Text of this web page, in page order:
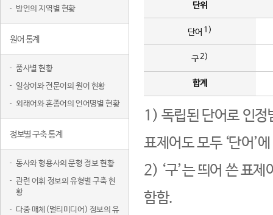
방언의 지역별 현황
원어 통계
품사별 현황
일상어와 전문어의 원어 현황
외래어와 혼종어의 언어명별 현황
정보별 구축 통계
동사와 형용사의 문형 정보 현황
관련 어휘 정보의 유형별 구축 현
황
다중 매체(멀티미디어) 정보의 유
단위
단어 1)
구2)
합계
1) 독립된 단어로 인정
표제어도 모두 ‘단어’
2) ‘구’는 띄어 쓴 표
함함.